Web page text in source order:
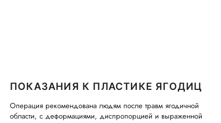
ПОКАЗАНИЯ К ПЛАСТИКЕ ЯГОДИЦ
Операция рекомендована людям после травм ягодичной
области, с деформациями, диспропорцией и выраженной